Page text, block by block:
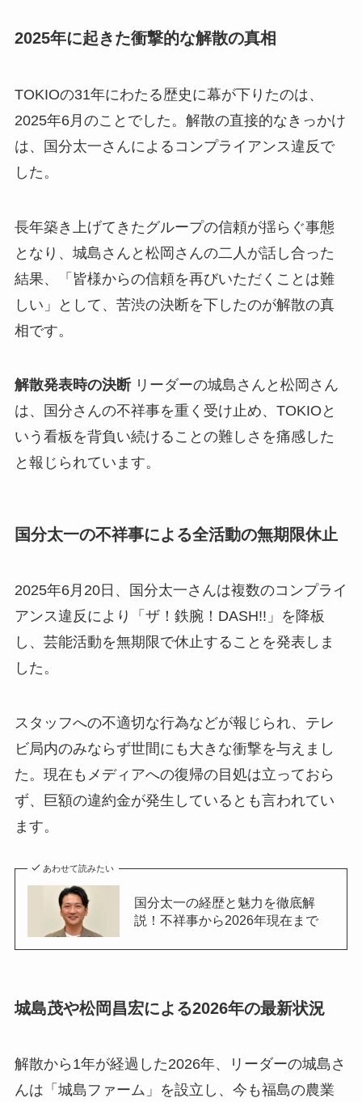
2025年に起きた衝撃的な解散の真相
TOKIOの31年にわたる歴史に幕が下りたのは、
2025年6月のことでした。解散の直接的なきっかけ
は、国分太一さんによるコンプライアンス違反で
した。
長年築き上げてきたグループの信頼が揺らぐ事態
となり、城島さんと松岡さんの二人が話し合った
結果、「皆様からの信頼を再びいただくことは難
しい」として、苦渋の決断を下したのが解散の真
相です。
解散発表時の決断リーダーの城島さんと松岡さん
は、国分さんの不祥事を重く受け止め、TOKIOと
いう看板を背負い続けることの難しさを痛感した
と報じられています。
国分太一の不祥事による全活動の無期限休止
2025年6月20日、国分太一さんは複数のコンプライ
アンス違反により「ザ！鉄腕！DASH!!」を降板
し、芸能活動を無期限で休止することを発表しま
した。
スタッフへの不適切な行為などが報じられ、テレ
ビ局内のみならず世間にも大きな衝撃を与えまし
た。現在もメディアへの復帰の目処は立っておら
ず、巨額の違約金が発生しているとも言われてい
ます。
あわせて読みたい
国分太一の経歴と魅力を徹底解
説！不祥事から2026年現在まで
城島茂や松岡昌宏による2026年の最新状況
解散から1年が経過した2026年、リーダーの城島さ
んは「城島ファーム」を設立し、今も福島の農業